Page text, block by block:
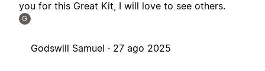
you for this Great Kit, I will love to see others.
G
Godswill Samuel · 27 ago 2025